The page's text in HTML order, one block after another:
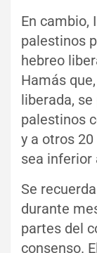
En cambio,
palestinos
hebreo
Hamás
liberada,
palestinos
y a otros
sea inferior
Se
durante
partes del
consenso.